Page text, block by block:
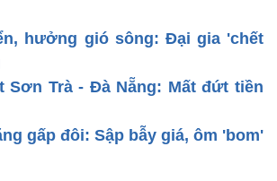
hưởng gió sông: Đại gia 'chết
Sơn Trà - Đà Nẵng: Mất đứt tiền
gấp đôi: Sập bẫy giá, ôm 'bom'